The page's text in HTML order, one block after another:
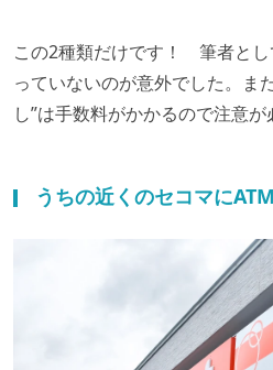
この2種類だけです！ 筆者とし
っていないのが意外でした。ま
し”は手数料がかかるので注意が
うちの近くのセコマに